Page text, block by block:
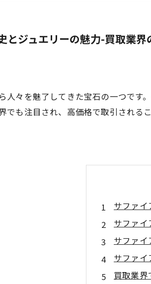
とジュエリーの魅力-買取業界
人々を魅了してきた宝石の一つです
でも注目され、高価格で取引され
サファイ
サファイ
サファイ
サファイ
買取業